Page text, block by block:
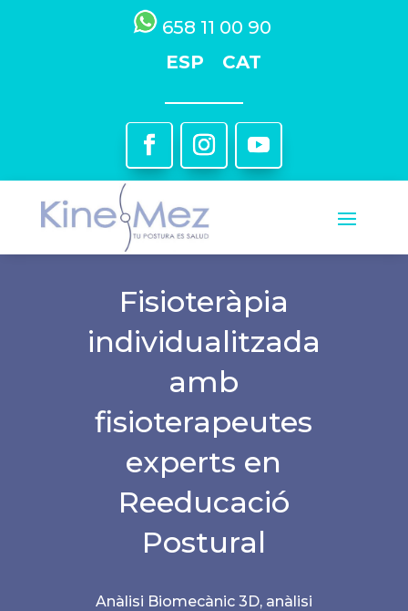
658 11 00 90
ESP
CAT
Fisioteràpia
individualitzada
amb
fisioterapeutes
experts en
Reeducació
Postural
Anàlisi Biomecànic 3D, anàlisi